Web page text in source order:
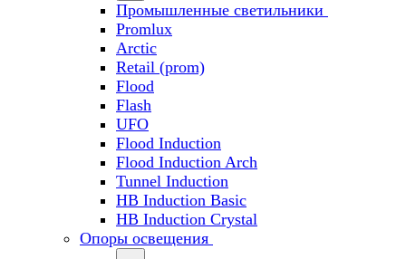
Промышленные светильники
Promlux
Arctic
Retail (prom)
Flood
Flash
UFO
Flood Induction
Flood Induction Arch
Tunnel Induction
HB Induction Basic
HB Induction Crystal
Опоры освещения